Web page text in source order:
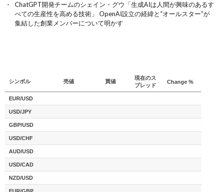
ChatGPT開発チームのシェイン・グウ「生成AIは人間が興味のあるす
べての生産性を高める技術」 OpenAI設立の経緯と“オールスター“が
集結した創業メンバーについて明かす